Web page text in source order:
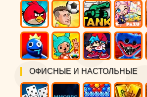
ОФИСНЫЕ И НАСТОЛЬНЫЕ